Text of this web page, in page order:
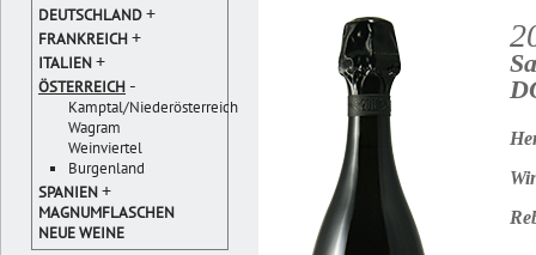
DEUTSCHLAND+
FRANKREICH+
ITALIEN+
ÖSTERREICH -
Kamptal/Niederösterreich
Wagram
Weinviertel
Burgenland
SPANIEN+
MAGNUMFLASCHEN
NEUE WEINE